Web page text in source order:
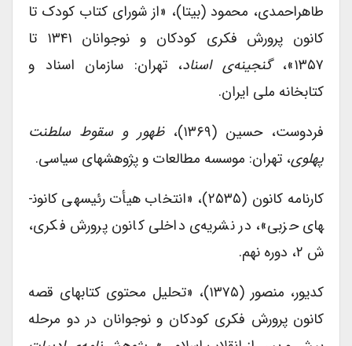
طاهراحمدی، محمود (بی­تا)، «از شورای کتاب کودک تا
کانون پرورش فکری کودکان و نوجوانان ۱۳۴۱ تا
۱۳۵۷»،
گنجینه‌ی اسناد، تهران: سازمان اسناد و
کتابخانه ملی ایران.
فردوست، حسین (۱۳۶۹)،
ظهور و سقوط سلطنت
پهلوی، تهران: موسسه مطالعات و پژوهش­های سیاسی.
کارنامه کانون (۲۵۳۵)، «انتخاب هیأت رئیسه­ی کانون­
های حزبی»، در نشریه‌ی داخلی کانون پرورش فکری،
ش ۲، دوره نهم.
کدیور، منصور (۱۳۷۵)، «تحلیل محتوی کتاب­های قصه
کانون پرورش فکری کودکان و نوجوانان در دو مرحله